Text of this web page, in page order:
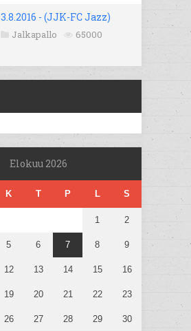
3.8.2016 - (JJK-FC Jazz)
Jalkapallo 65000
Elokuu 2026
K T P L S
1 2
5 6 7 8 9
12 13 14 15 16
19 20 21 22 23
26 27 28 29 30